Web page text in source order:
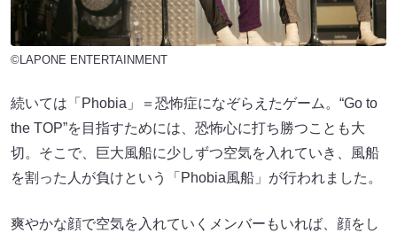
©LAPONE ENTERTAINMENT
続いては「Phobia」＝恐怖症になぞらえたゲーム。“Go to
the TOP”を目指すためには、恐怖心に打ち勝つことも大
切。そこで、巨大風船に少しずつ空気を入れていき、風船
を割った人が負けという「Phobia風船」が行われました。
爽やかな顔で空気を入れていくメンバーもいれば、顔をし